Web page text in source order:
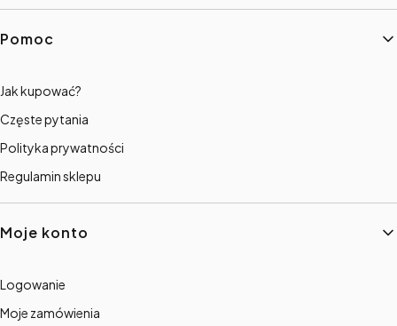
Pomoc
Jak kupować?
Częste pytania
Polityka prywatności
Regulamin sklepu
Moje konto
Logowanie
Moje zamówienia